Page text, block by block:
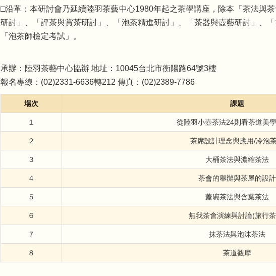
□沿革：本研討會乃延續陸羽茶藝中心1980年起之茶學講座，除本「茶法與
研討」、「評茶與賞茶研討」、「泡茶精進研討」、「茶器與壺藝研討」、
「泡茶師檢定考試」。
承辦：陸羽茶藝中心協辦 地址：10045台北市衡陽路64號3樓
報名專線：(02)2331-6636轉212 傳真：(02)2389-7786
場次 課題
１ 從陸羽小壺茶法24則看茶道美
２ 茶席設計理念與應用/冷泡
３ 大桶茶法與濃縮茶法
４ 茶會的舉辦與茶屋的設計
５ 蓋碗茶法與含葉茶法
６ 無我茶會演練與討論(旅行
７ 抹茶法與泡沫茶法
８ 茶道觀摩